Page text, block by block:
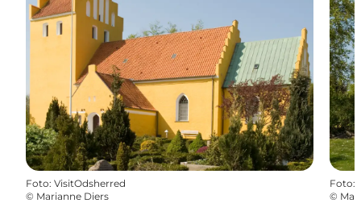
Foto: VisitOdsherred
© Marianne Diers
Foto:
©